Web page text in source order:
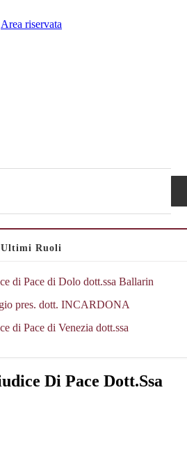
Area riservata
Ultimi Ruoli
di Pace di Dolo dott.ssa Ballarin
pres. dott. INCARDONA
di Pace di Venezia dott.ssa
Di Pace Dott.ssa